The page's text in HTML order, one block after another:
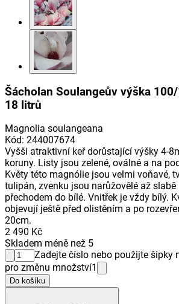
Šácholan Soulangeův výška
18 litrů
Magnolia soulangeana
Kód: 244007674
Vyšši atraktivní keř dorůstající výšky 4-
koruny. Listy jsou zelené, oválné a na
Květy této magnólie jsou velmi voňavé,
tulipán, zvenku jsou narůžovělé až slabě
přechodem do bílé. Vnitřek je vždy bílý.
objevují ještě před olistěním a po
20cm.
2 490 Kč
Skladem méně než 5
Zadejte číslo nebo použijte šipky
pro změnu množství1
Do košíku